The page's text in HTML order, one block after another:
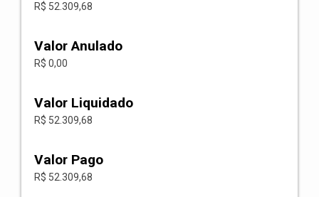
R$ 52.309,68
Valor Anulado
R$ 0,00
Valor Liquidado
R$ 52.309,68
Valor Pago
R$ 52.309,68